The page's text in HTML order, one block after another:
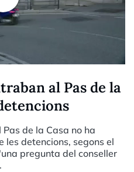
al Pas de la
de la Casa no ha
les detencions, segons el
pregunta del conseller